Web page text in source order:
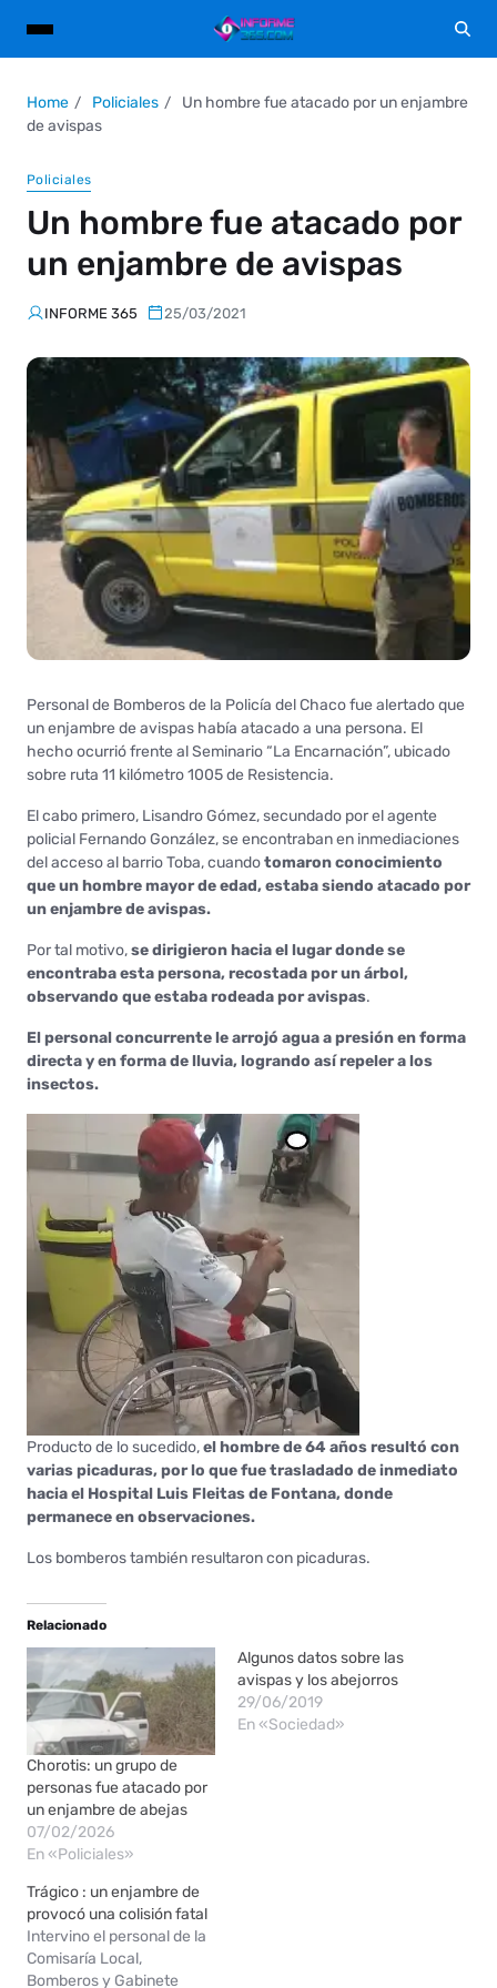
Home Policiales
Un hombre fue atacado por un enjambre
de avispas
Policiales
Un hombre fue atacado por
un enjambre de avispas
INFORME 365 25/03/2021
Personal de Bomberos de la Policía del Chaco fue alertado que
un enjambre de avispas había atacado a una persona. El
hecho ocurrió frente al Seminario “La Encarnación”, ubicado
sobre ruta 11 kilómetro 1005 de Resistencia.
El cabo primero, Lisandro Gómez, secundado por el agente
policial Fernando González, se encontraban en inmediaciones
del acceso al barrio Toba, cuandotomaron conocimiento
que un hombre mayor de edad, estaba siendo atacado por
un enjambre de avispas.
Por tal motivo,se dirigieron hacia el lugar donde se
encontraba esta persona, recostada por un árbol,
observando que estaba rodeada por avispas.
El personal concurrente le arrojó agua a presión en forma
directa y en forma de lluvia, logrando así repeler a los
insectos.
Producto de lo sucedido,el hombre de 64 años resultó con
varias picaduras, por lo que fue trasladado de inmediato
hacia el Hospital Luis Fleitas de Fontana, donde
permanece en observaciones.
Los bomberos también resultaron con picaduras.
Relacionado
Chorotis: un grupo de
personas fue atacado por
un enjambre de abejas
07/02/2026
En «Policiales»
Algunos datos sobre las
avispas y los abejorros
29/06/2019
En «Sociedad»
Trágico : un enjambre de
provocó una colisión fatal
Intervino el personal de la
Comisaría Local,
Bomberos y Gabinete